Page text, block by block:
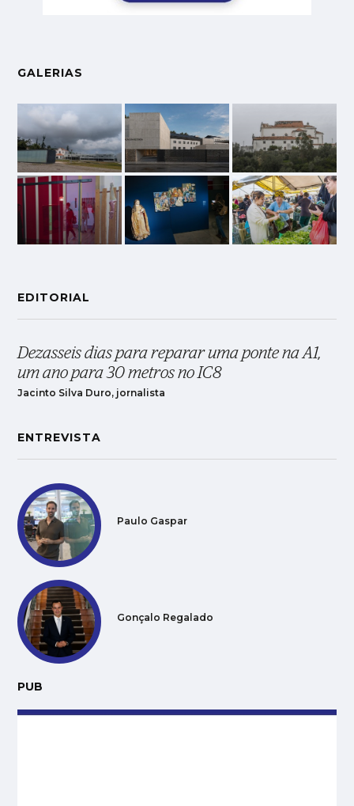
GALERIAS
EDITORIAL
Dezasseis dias para reparar uma ponte na A1,
um ano para 30 metros no IC8
Jacinto Silva Duro, jornalista
ENTREVISTA
Paulo Gaspar
Gonçalo Regalado
PUB